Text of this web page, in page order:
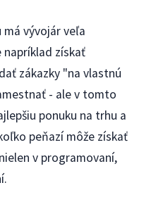
vývojár veľa
napríklad získať
zákazky "na vlastnú
- ale v tomto
ponuku na trhu a
peňazí môže získať
v programovaní,